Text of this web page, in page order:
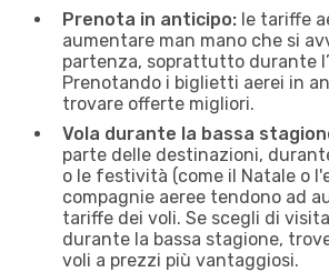
Prenota in anticipo: le tariffe
aumentare man mano che si
partenza, soprattutto durante
Prenotando i biglietti aerei in
trovare offerte migliori.
Vola durante la bassa
parte delle destinazioni,
o le festività (come il Natale o
compagnie aeree tendono ad
tariffe dei voli. Se scegli di
durante la bassa stagione,
voli a prezzi più vantaggiosi.